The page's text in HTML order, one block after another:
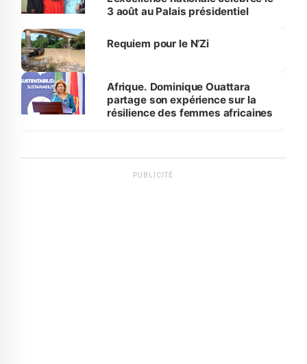
3 août au Palais présidentiel
Requiem pour le N’Zi
Afrique. Dominique Ouattara
partage son expérience sur la
résilience des femmes africaines
PUBLICITÉ